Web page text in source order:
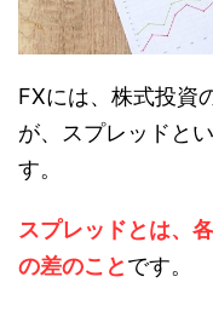
FXには、株式投資
が、スプレッドと
す。
スプレッドとは、
の差のことです。